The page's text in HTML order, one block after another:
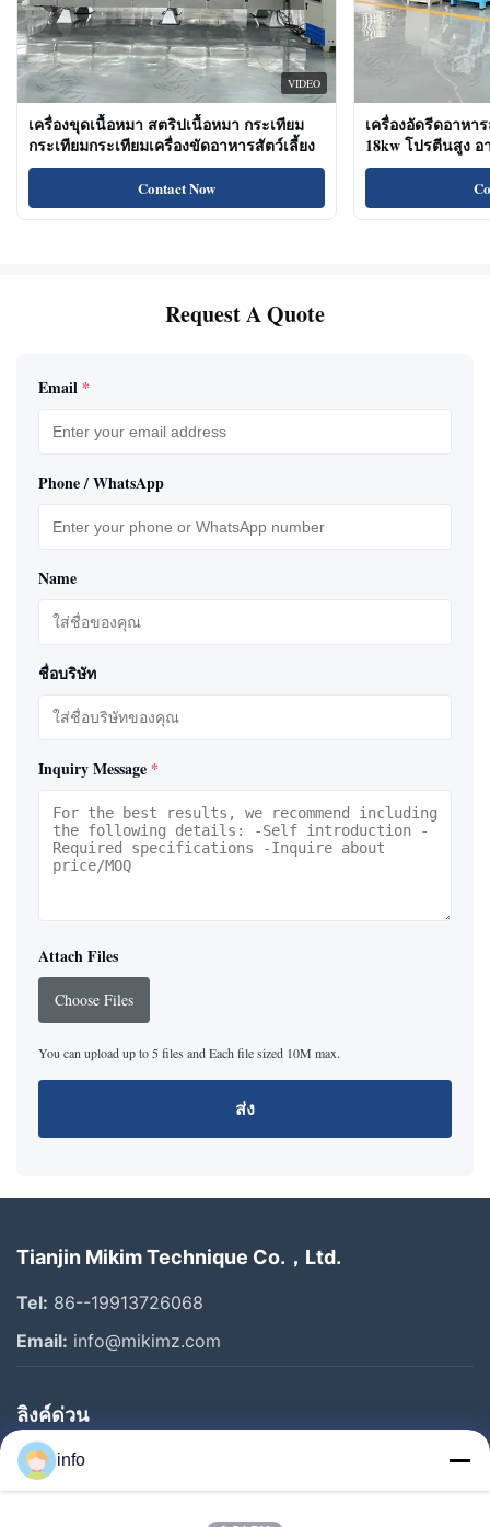
VIDEO
เครื่องขุดเนื้อหมา สตริปเนื้อหมา กระเทียม
กระเทียมกระเทียมเครื่องขัดอาหารสัตว์เลี้ยง
Contact Now
เครื่องอัดรีดอาหา
18kw โปรตีนสูง
ขนมแมว
Request A Quote
Email *
Phone / WhatsApp
Name
ชื่อบริษัท
Inquiry Message *
Attach Files
Choose Files
You can upload up to 5 files and Each file sized 10M max.
ส่ง
Tianjin Mikim Technique Co.，Ltd.
Tel: 86--19913726068
Email: info@mikimz.com
ลิงค์ด่วน
บ้าน
สินค้า
info